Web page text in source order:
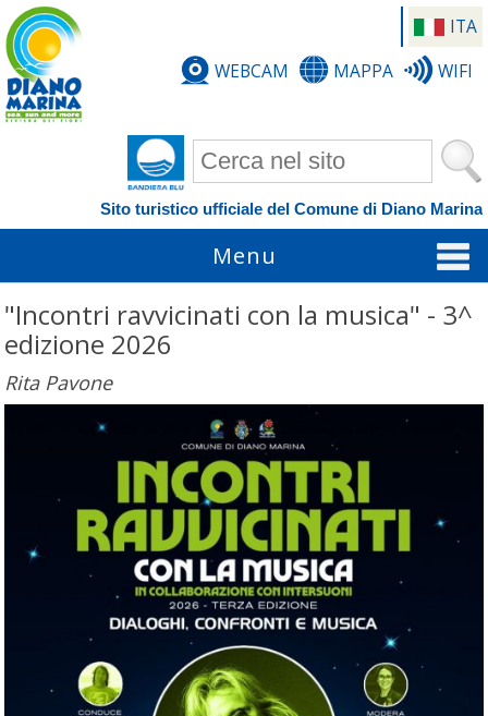
ITA
WEBCAM
MAPPA WIFI
Form di ricerca
Sito turistico ufficiale del Comune di Diano Marina
Menu
"Incontri ravvicinati con la musica" - 3^
edizione 2026
Rita Pavone